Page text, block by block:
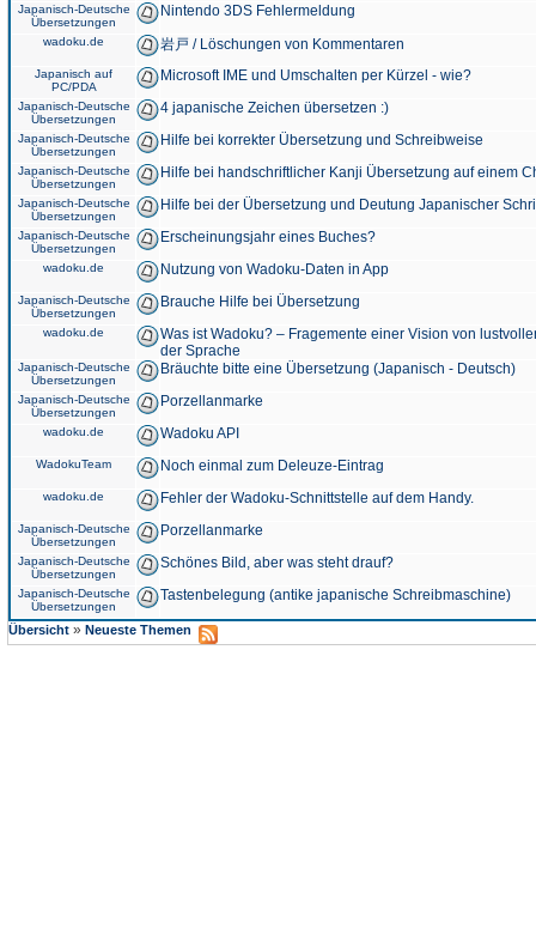
Japanisch-Deutsche
Übersetzungen
Nintendo 3DS Fehlermeldung
wadoku.de 岩戸 / Löschungen von Kommentaren
Japanisch auf
PC/PDA
Microsoft IME und Umschalten per Kürzel - wie?
Japanisch-Deutsche
Übersetzungen
4 japanische Zeichen übersetzen :)
Japanisch-Deutsche
Übersetzungen
Hilfe bei korrekter Übersetzung und Schreibweise
Japanisch-Deutsche
Übersetzungen
Hilfe bei handschriftlicher Kanji Übersetzung auf einem
Japanisch-Deutsche
Übersetzungen
Hilfe bei der Übersetzung und Deutung Japanischer
Japanisch-Deutsche
Übersetzungen
Erscheinungsjahr eines Buches?
wadoku.de Nutzung von Wadoku-Daten in App
Japanisch-Deutsche
Übersetzungen
Brauche Hilfe bei Übersetzung
wadoku.de
Was ist Wadoku? – Fragemente einer Vision von
der Sprache
Japanisch-Deutsche
Übersetzungen
Bräuchte bitte eine Übersetzung (Japanisch - Deutsch)
Japanisch-Deutsche
Übersetzungen
Porzellanmarke
wadoku.de Wadoku API
WadokuTeam Noch einmal zum Deleuze-Eintrag
wadoku.de Fehler der Wadoku-Schnittstelle auf dem Handy.
Japanisch-Deutsche
Übersetzungen
Porzellanmarke
Japanisch-Deutsche
Übersetzungen
Schönes Bild, aber was steht drauf?
Japanisch-Deutsche
Übersetzungen
Tastenbelegung (antike japanische Schreibmaschine)
Übersicht » Neueste Themen